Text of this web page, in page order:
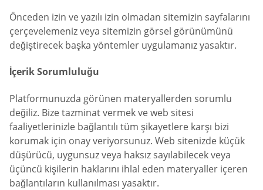
Önceden izin ve yazılı izin olmadan sitemizin sayfalarını
çerçevelemeniz veya sitemizin görsel görünümünü
değiştirecek başka yöntemler uygulamanız yasaktır.
İçerik Sorumluluğu
Platformunuzda görünen materyallerden sorumlu
değiliz. Bize tazminat vermek ve web sitesi
faaliyetlerinizle bağlantılı tüm şikayetlere karşı bizi
korumak için onay veriyorsunuz. Web sitenizde küçük
düşürücü, uygunsuz veya haksız sayılabilecek veya
üçüncü kişilerin haklarını ihlal eden materyaller içeren
bağlantıların kullanılması yasaktır.